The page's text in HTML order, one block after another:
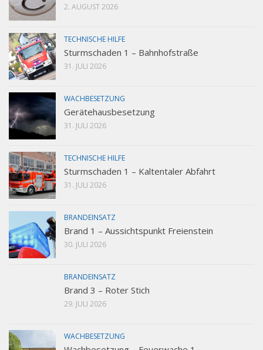
2. AUGUST 2026
TECHNISCHE HILFE
Sturmschaden 1 – Bahnhofstraße
31. JULI 2026
WACHBESETZUNG
Gerätehausbesetzung
31. JULI 2026
TECHNISCHE HILFE
Sturmschaden 1 – Kaltentaler Abfahrt
31. JULI 2026
BRANDEINSATZ
Brand 1 – Aussichtspunkt Freienstein
30. JULI 2026
BRANDEINSATZ
Brand 3 – Roter Stich
29. JULI 2026
WACHBESETZUNG